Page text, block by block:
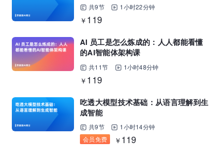
共9节 1小时22分钟
￥ 119
AI 员工是怎么炼成的：人人都能看懂
的AI智能体架构课
共11节 1小时48分钟
￥ 119
吃透大模型技术基础：从语言理解到生
成智能
共9节
1小时14分钟
会员免费
￥ 119